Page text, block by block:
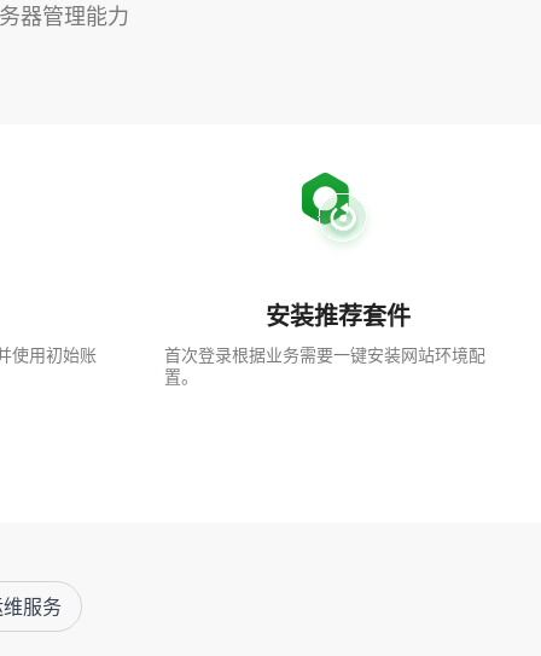
器管理能力
使用初始账
安装推荐套件
首次登录根据业务需要一键安装网站环境配
置。
服务